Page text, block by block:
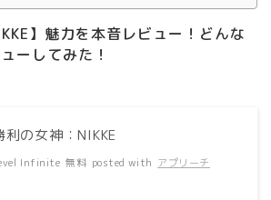
】魅力を本音レビュー！どんな
ーしてみた！
利の女神：NIKKE
Infinite 無料 posted with アプリーチ